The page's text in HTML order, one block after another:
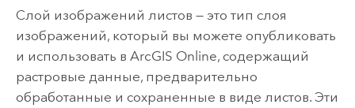
Слой изображений листов — это тип слоя
изображений, который вы можете опубликовать
и использовать в ArcGIS Online, содержащий
растровые данные, предварительно
обработанные и сохраненные в виде листов. Эти